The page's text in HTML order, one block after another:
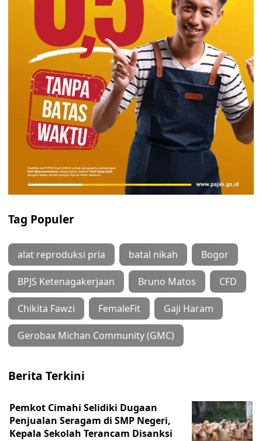
Tag Populer
alat reproduksi pria batal nikah Bogor
BPJS Ketenagakerjaan Bruno Matos CFD
Chikita Fawzi FemaleFit Gaji Haram
Gerobax Michan Community (GMC)
Berita Terkini
Pemkot Cimahi Selidiki Dugaan
Penjualan Seragam di SMP Negeri,
Kepala Sekolah Terancam Disanksi